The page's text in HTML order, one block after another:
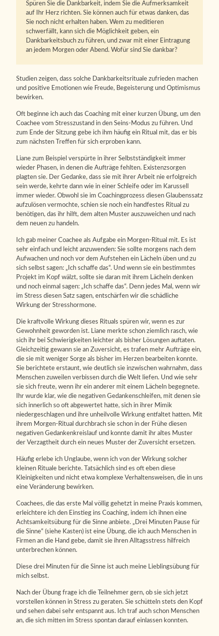
Spüren Sie die Dankbarkeit, indem Sie die Aufmerksamkeit
auf Ihr Herz richten. Sie können auch für etwas danken, das
Sie noch nicht erhalten haben. Wem zu meditieren
schwerfällt, kann sich die Möglichkeit geben, ein
Dankbarkeitsbuch zu führen, und zwar mit einer Eintragung
an jedem Morgen oder Abend. Wofür sind Sie dankbar?
Studien zeigen, dass solche Dankbarkeitsrituale zufrieden machen
und positive Emotionen wie Freude, Begeisterung und Optimismus
bewirken.
Oft beginne ich auch das Coaching mit einer kurzen Übung, um den
Coachee vom Stresszustand in den Seins-Modus zu führen. Und
zum Ende der Sitzung gebe ich ihm häufig ein Ritual mit, das er bis
zum nächsten Treffen für sich erproben kann.
Liane zum Beispiel verspürte in ihrer Selbstständigkeit immer
wieder Phasen, in denen die Aufträge fehlten. Existenzsorgen
plagten sie. Der Gedanke, dass sie mit ihrer Arbeit nie erfolgreich
sein werde, kehrte dann wie in einer Schleife oder im Karussell
immer wieder. Obwohl sie im Coachingprozess diesen Glaubenssatz
aufzulösen vermochte, schien sie noch ein handfestes Ritual zu
benötigen, das ihr hilft, dem alten Muster auszuweichen und nach
dem neuen zu handeln.
Ich gab meiner Coachee als Aufgabe ein Morgen-Ritual mit. Es ist
sehr einfach und leicht anzuwenden: Sie sollte morgens nach dem
Aufwachen und noch vor dem Aufstehen ein Lächeln üben und zu
sich selbst sagen: „Ich schaffe das“. Und wenn sie ein bestimmtes
Projekt im Kopf wälzt, sollte sie daran mit ihrem Lächeln denken
und noch einmal sagen: „Ich schaffe das“. Denn jedes Mal, wenn wir
im Stress diesen Satz sagen, entschärfen wir die schädliche
Wirkung der Stresshormone.
Die kraftvolle Wirkung dieses Rituals spüren wir, wenn es zur
Gewohnheit geworden ist. Liane merkte schon ziemlich rasch, wie
sich ihr bei Schwierigkeiten leichter als bisher Lösungen auftaten.
Gleichzeitig gewann sie an Zuversicht, es trafen mehr Aufträge ein,
die sie mit weniger Sorge als bisher im Herzen bearbeiten konnte.
Sie berichtete erstaunt, wie deutlich sie inzwischen wahrnahm, dass
Menschen zuweilen verbissen durch die Welt liefen. Und wie sehr
sie sich freute, wenn ihr ein anderer mit einem Lächeln begegnete.
Ihr wurde klar, wie die negativen Gedankenschleifen, mit denen sie
sich innerlich so oft abgewertet hatte, sich in ihrer Mimik
niedergeschlagen und ihre unheilvolle Wirkung entfaltet hatten. Mit
ihrem Morgen-Ritual durchbrach sie schon in der Frühe diesen
negativen Gedankenkreislauf und konnte damit ihr altes Muster
der Verzagtheit durch ein neues Muster der Zuversicht ersetzen.
Häufig erlebe ich Unglaube, wenn ich von der Wirkung solcher
kleinen Rituale berichte. Tatsächlich sind es oft eben diese
Kleinigkeiten und nicht etwa komplexe Verhaltensweisen, die in uns
eine Veränderung bewirken.
Coachees, die das erste Mal völlig gehetzt in meine Praxis kommen,
erleichtere ich den Einstieg ins Coaching, indem ich ihnen eine
Achtsamkeitsübung für die Sinne anbiete. „Drei Minuten Pause für
die Sinne“ (siehe Kasten) ist eine Übung, die ich auch Menschen in
Firmen an die Hand gebe, damit sie ihren Alltagsstress hilfreich
unterbrechen können.
Diese drei Minuten für die Sinne ist auch meine Lieblingsübung für
mich selbst.
Nach der Übung frage ich die Teilnehmer gern, ob sie sich jetzt
vorstellen können in Stress zu geraten. Sie schütteln stets den Kopf
und sehen dabei sehr entspannt aus. Ich traf auch schon Menschen
an, die sich mitten im Stress spontan darauf einlassen konnten.